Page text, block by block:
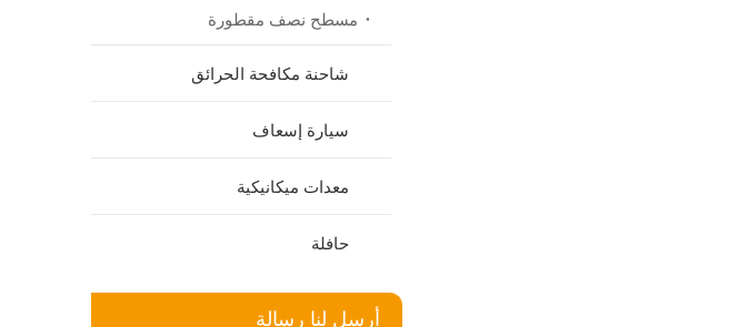
مسطح نصف مقطورة
شاحنة مكافحة الحرائق
سيارة إسعاف
معدات ميكانيكية
حافلة
أرسل لنا رسالة